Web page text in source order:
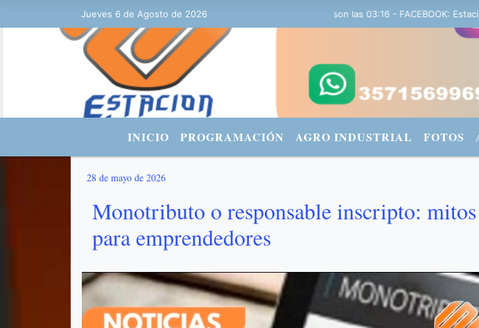
Jueves 6 de Agosto de 2026
Hoy es Jueves 6 de Agosto de 2026 y son las 03:16 - FACEBOOK:
INICIO PROGRAMACIÓN AGRO INDUSTRIAL FOTOS
28 de mayo de 2026
Monotributo o responsable inscripto: mitos
para emprendedores